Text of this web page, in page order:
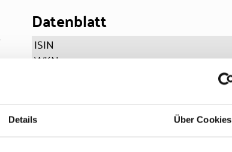
Details Über Cookies
Datenblatt
ISIN
WKN